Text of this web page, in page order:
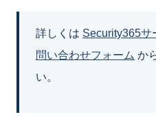
詳しくは Security365サ
問い合わせフォーム か
い。